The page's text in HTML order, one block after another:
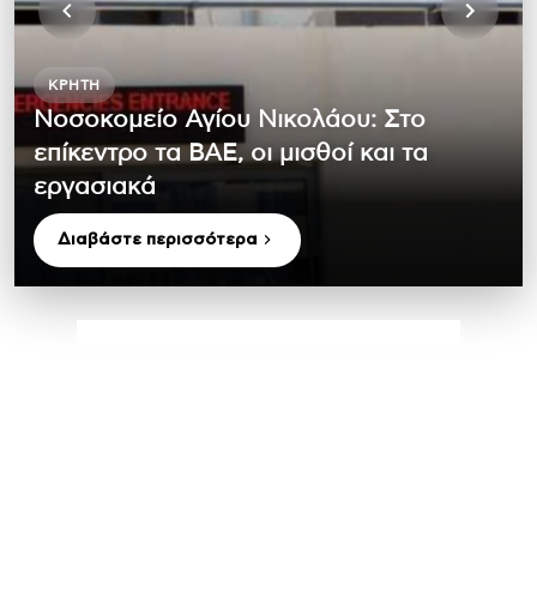
ΚΡΉΤΗ
Νοσοκομείο Αγίου Νικολάου: Στο
επίκεντρο τα ΒΑΕ, οι μισθοί και τα
εργασιακά
Διαβάστε περισσότερα